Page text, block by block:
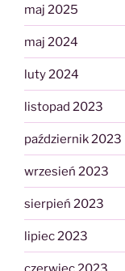
maj 2025
maj 2024
luty 2024
listopad 2023
październik 2023
wrzesień 2023
sierpień 2023
lipiec 2023